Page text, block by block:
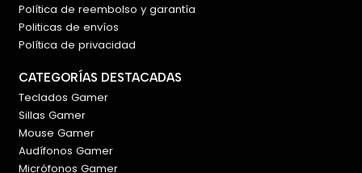
Política de reembolso y garantía
Politicas de envíos
Política de privacidad
CATEGORÍAS DESTACADAS
Teclados Gamer
Sillas Gamer
Mouse Gamer
Audífonos Gamer
Micrófonos Gamer